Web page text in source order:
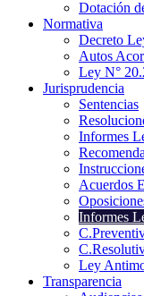
Dotación
Normativa
Decreto
Autos
Ley N°
Jurisprudencia
Sentencias
Informes
Acuerdos
Informes
Ley
Transparencia